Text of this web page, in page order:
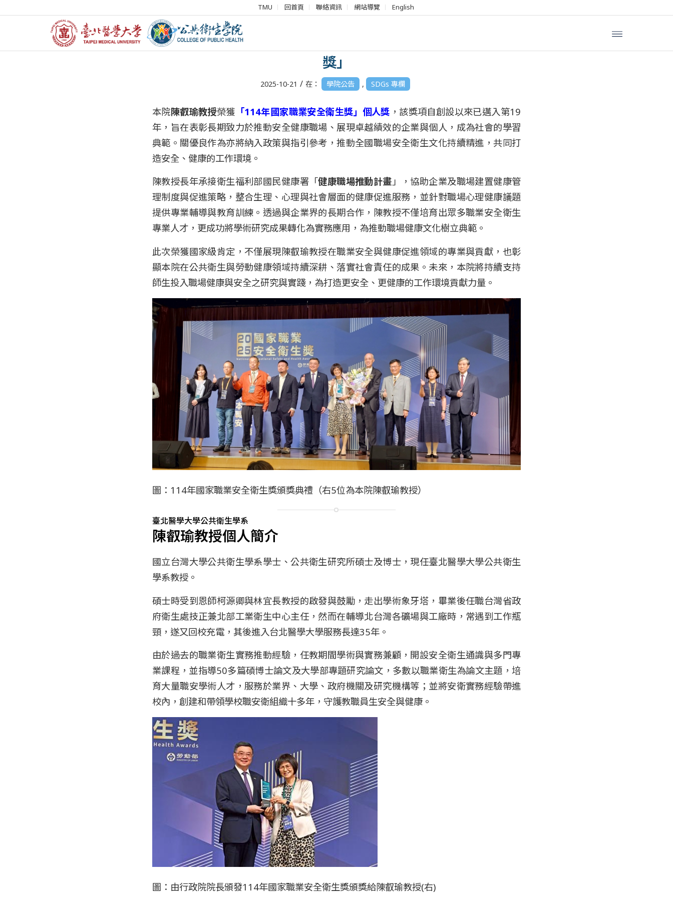
TMU 回首頁 聯絡資訊 網站導覽 English
🏅【賀】本院陳叡瑜教授榮獲「114年國家職業安全衛生
獎」
2025-10-21 / 在： 學院公告 , SDGs 專欄
本院陳叡瑜教授榮獲 「114年國家職業安全衛生獎」個人獎 ，該獎項自創設以來已邁入第19
年，旨在表彰長期致力於推動安全健康職場、展現卓越績效的企業與個人，成為社會的學習
典範。關優良作為亦將納入政策與指引參考，推動全國職場安全衛生文化持續精進，共同打
造安全、健康的工作環境。
陳教授長年承接衛生福利部國民健康署「健康職場推動計畫」，協助企業及職場建置健康管
理制度與促進策略，整合生理、心理與社會層面的健康促進服務，並針對職場心理健康議題
提供專業輔導與教育訓練。透過與企業界的長期合作，陳教授不僅培育出眾多職業安全衛生
專業人才，更成功將學術研究成果轉化為實務應用，為推動職場健康文化樹立典範。
此次榮獲國家級肯定，不僅展現陳叡瑜教授在職業安全與健康促進領域的專業與貢獻，也彰
顯本院在公共衛生與勞動健康領域持續深耕、落實社會責任的成果。未來，本院將持續支持
師生投入職場健康與安全之研究與實踐，為打造更安全、更健康的工作環境貢獻力量。
圖：114年國家職業安全衛生獎頒獎典禮（右5位為本院陳叡瑜教授）
臺北醫學大學公共衛生學系
陳叡瑜教授個人簡介
國立台灣大學公共衛生學系學士、公共衛生研究所碩士及博士，現任臺北醫學大學公共衛生
學系教授。
碩士時受到恩師柯源卿與林宜長教授的啟發與鼓勵，走出學術象牙塔，畢業後任職台灣省政
府衛生處技正兼北部工業衛生中心主任，然而在輔導北台灣各礦場與工廠時，常遇到工作瓶
頸，遂又回校充電，其後進入台北醫學大學服務長達35年。
由於過去的職業衛生實務推動經驗，任教期間學術與實務兼顧，開設安全衛生通識與多門專
業課程，並指導50多篇碩博士論文及大學部專題研究論文，多數以職業衛生為論文主題，培
育大量職安學術人才，服務於業界、大學、政府機關及研究機構等；並將安衛實務經驗帶進
校內，創建和帶領學校職安衛組織十多年，守護教職員生安全與健康。
圖：由行政院院長頒發114年國家職業安全衛生獎頒獎給陳叡瑜教授(右)